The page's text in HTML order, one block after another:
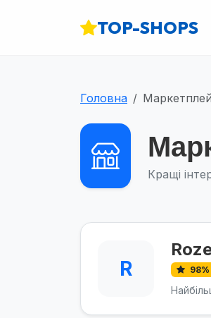
TOP-SHOPS
Головна
Кращі
R